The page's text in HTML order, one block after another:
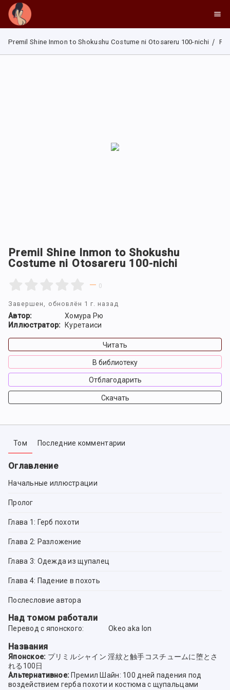
Premil Shine Inmon to Shokushu Costume ni Otosareru 100-nichi
Premil Shine Inmon to Shokushu
Costume ni Otosareru 100-nichi
— 0
Завершен , обновлён 1 г. назад
Автор:
Хомура Рю
Иллюстратор:
Куретаиси
Читать
В библиотеку
Отблагодарить
Скачать
Том Последние комментарии
Оглавление
Начальные иллюстрации
Пролог
Глава 1: Герб похоти
Глава 2: Разложение
Глава 3: Одежда из щупалец
Глава 4: Падение в похоть
Послесловие автора
Над томом работали
Перевод с японского: Okeo aka Ion
Названия
Японское: プリミルシャイン 淫紋と触手コスチュームに堕とさ
れる100日
Альтернативное: Премил Шайн: 100 дней падения под
воздействием герба похоти и костюма с щупальцами